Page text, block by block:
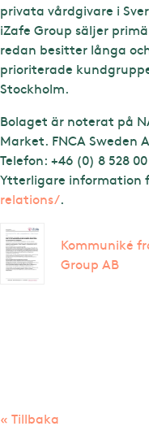
privata vårdgivare i
iZafe Group säljer
redan besitter långa
prioriterade
Stockholm.
Bolaget är noterat på
Market. FNCA Sweden
Telefon: +46 (0) 8 528
Ytterligare information
relations/.
Kommuniké
Group AB
« Tillbaka